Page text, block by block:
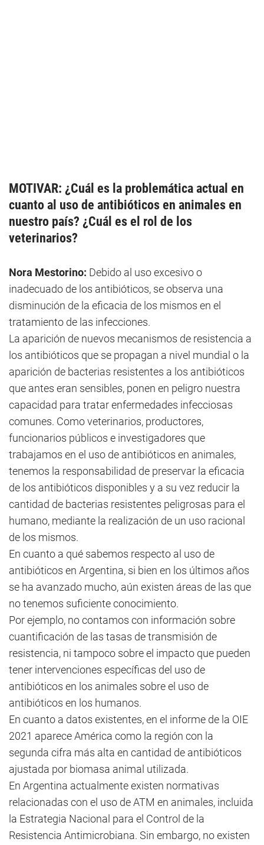
MOTIVAR: ¿Cuál es la problemática actual en
cuanto al uso de antibióticos en animales en
nuestro país? ¿Cuál es el rol de los
veterinarios?
Nora Mestorino: Debido al uso excesivo o
inadecuado de los antibióticos, se observa una
disminución de la eficacia de los mismos en el
tratamiento de las infecciones.
La aparición de nuevos mecanismos de resistencia a
los antibióticos que se propagan a nivel mundial o la
aparición de bacterias resistentes a los antibióticos
que antes eran sensibles, ponen en peligro nuestra
capacidad para tratar enfermedades infecciosas
comunes. Como veterinarios, productores,
funcionarios públicos e investigadores que
trabajamos en el uso de antibióticos en animales,
tenemos la responsabilidad de preservar la eficacia
de los antibióticos disponibles y a su vez reducir la
cantidad de bacterias resistentes peligrosas para el
humano, mediante la realización de un uso racional
de los mismos.
En cuanto a qué sabemos respecto al uso de
antibióticos en Argentina, si bien en los últimos años
se ha avanzado mucho, aún existen áreas de las que
no tenemos suficiente conocimiento.
Por ejemplo, no contamos con información sobre
cuantificación de las tasas de transmisión de
resistencia, ni tampoco sobre el impacto que pueden
tener intervenciones específicas del uso de
antibióticos en los animales sobre el uso de
antibióticos en los humanos.
En cuanto a datos existentes, en el informe de la OIE
2021 aparece América como la región con la
segunda cifra más alta en cantidad de antibióticos
ajustada por biomasa animal utilizada.
En Argentina actualmente existen normativas
relacionadas con el uso de ATM en animales, incluida
la Estrategia Nacional para el Control de la
Resistencia Antimicrobiana. Sin embargo, no existen